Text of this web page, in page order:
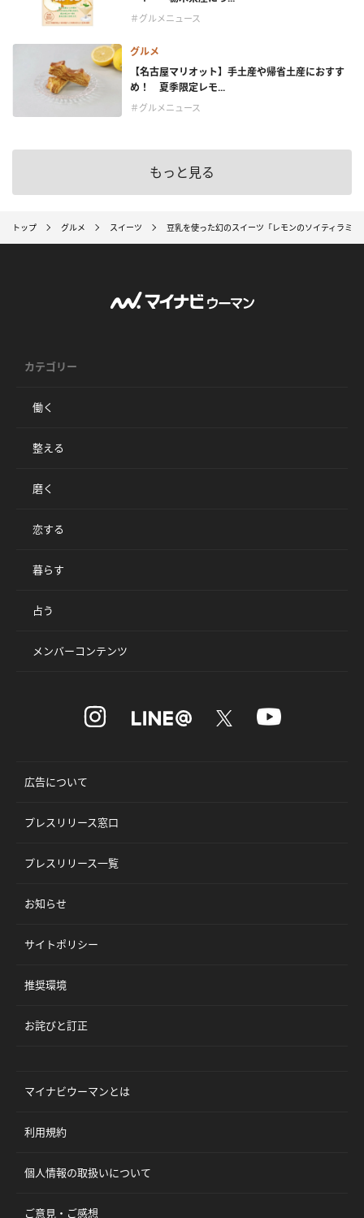
＃グルメニュース
グルメ
【名古屋マリオット】手土産や帰省土産におすす
め！ 夏季限定レモ...
＃グルメニュース
もっと見る
トップ グルメ スイーツ 豆乳を使った幻のスイーツ「レモンのソイティラミ
カテゴリー
働く
整える
磨く
恋する
暮らす
占う
メンバーコンテンツ
広告について
プレスリリース窓口
プレスリリース一覧
お知らせ
サイトポリシー
推奨環境
お詫びと訂正
マイナビウーマンとは
利用規約
個人情報の取扱いについて
ご意見・ご感想